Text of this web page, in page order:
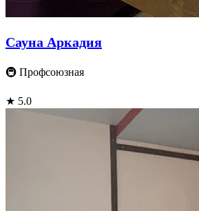
Сауна Аркадия
🚇 Профсоюзная
★ 5.0